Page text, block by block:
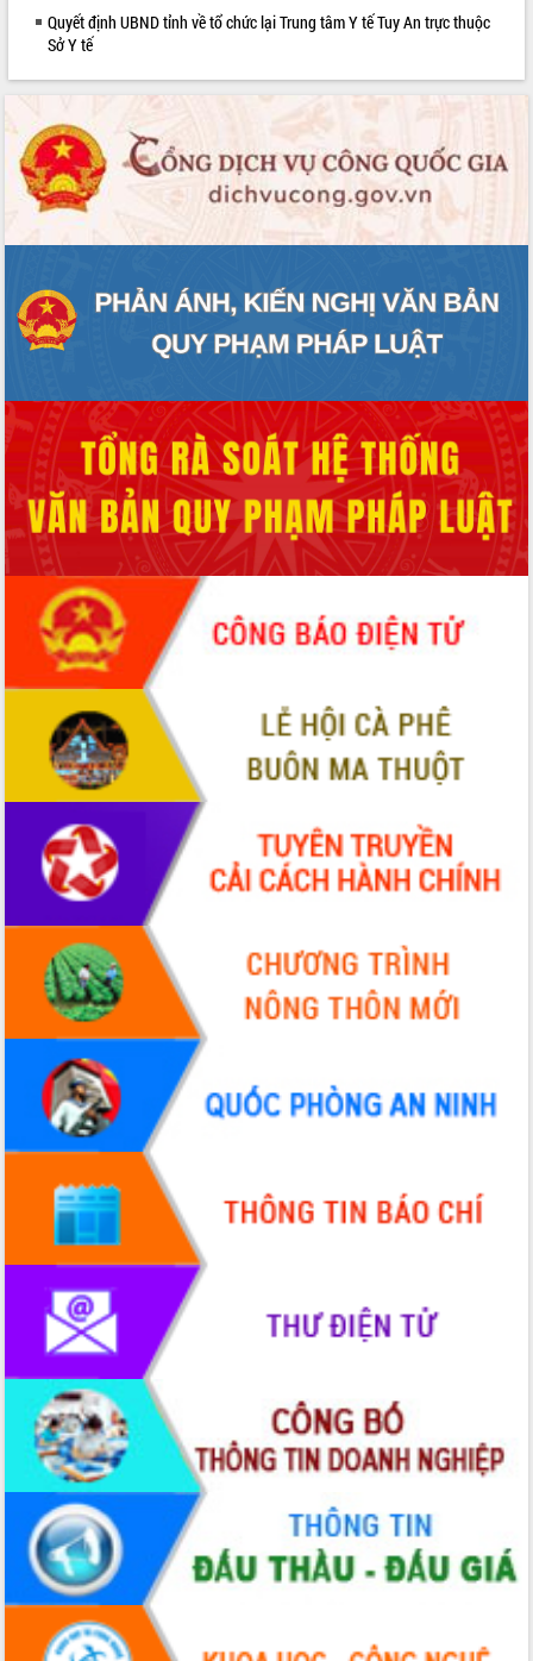
Rà soát, hoàn thiện hệ thống thiết chế
phát triển mới
mặt Đoàn chuyên gia y tế TP. Hồ Chí
Minh
Lễ truy điệu và an táng hài cốt liệt sĩ
tại Nghĩa trang Liệt sĩ xã Sơn Hòa
Bàn giải pháp tháo gỡ khó khăn trong
định EUDR
Thứ trưởng Bộ Nông nghiệp và Môi
trường Nguyễn Hoàng Hiệp khảo sát
Trình diễn nghệ thuật chế biến các
món ăn từ sầu riêng
Đắk Lắk công bố Quy hoạch và xúc
tiến đầu tư tỉnh
Ngành cá ngừ Đắk Lắk chủ động thích
ứng để giữ vững thị trường xuất khẩu
Diễn đàn Kinh tế tư nhân Việt Nam đột
phá cơ chế - Hợp tác công tư
Đề án 06 tạo bước ngoặt đột phá trong
cải cách hành chính tỉnh Đắk Lắk
Kết nối tour, đẩy mạnh chuyển đổi số
để phát triển du lịch Đắk Lắk
Khởi động Dự án Đầu tư xây dựng hạ
tầng kỹ thuật Cụm công nghiệp Tân
Gặp mặt các cơ quan báo chí nhân Kỷ
niệm 101 năm Ngày Báo chí Cách
mạng Việt Nam
Đắk Lắk sơ kết 4 năm triển khai thực
hiện Đề án 06 của Chính phủ
Họp báo thông tin về Hội nghị Công bố
Quy hoạch và Xúc tiến đầu tư tỉnh Đắk
Khơi thông điểm nghẽn, đẩy nhanh
giải ngân vốn khắc phục thiên tai
HĐND tỉnh thông qua điều chỉnh Quy
hoạch tỉnh thời kỳ 2021-2030
Hội thảo góp ý hồ sơ điều chỉnh quy
hoạch tỉnh Đắk Lắk thời kỳ 2021-2030,
tầm nhìn đến năm 2050
Nâng cao hiệu quả hoạt động của các
doanh nghiệp nhà nước
Hội nghị triển khai kết nối mạng
truyền số liệu chuyên dùng phục vụ cơ
quan Đảng, Nhà nước
Lễ phát động chuỗi hoạt động chung
tay làm sạch môi trường
Xã Ea Kar bước chuyển mình trong
công tác cải cách hành chính mô hình
mới
UBND tỉnh họp báo định kỳ tháng 4
năm 2026
Hội thảo khoa học “Giải pháp thúc đẩy
phát triển nền kinh tế xanh tại tỉnh
Đắk Lắk”
Tăng cường giám sát, đôn đốc thực
hiện nhiệm vụ quản lý tài sản công
hàng tuần
Quyết định UBND tỉnh về tổ chức lại Trung tâm Y tế Tuy An trực thuộc
Sở Y tế